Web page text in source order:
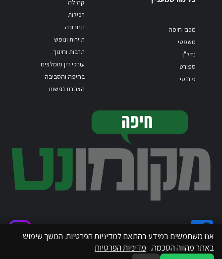
מכבי חיפה
משפטי
נדל"ן
ספורט
פיננסי
קהילה
רכילות
תחבורה
תיירות ונופש
תרבות וחינוך
עורכי דין מומלצים
בחיפה והסביבה
הצהרת נגישות
אנו משתמשים במידע בהתאם למדיניות הפרטיות. המשך שימוש
באתר מהווה הסכמה. מדיניות הפרטיות